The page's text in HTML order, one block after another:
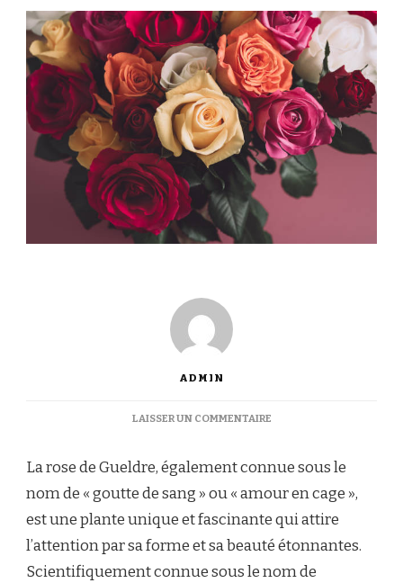
ADMIN
LAISSER UN COMMENTAIRESUR
QU’UNE
GUELDRE
?
La rose de Gueldre, également connue sous le
nom de « goutte de sang » ou « amour en cage »,
est une plante unique et fascinante qui attire
l’attention par sa forme et sa beauté étonnantes.
Scientifiquement connue sous le nom de